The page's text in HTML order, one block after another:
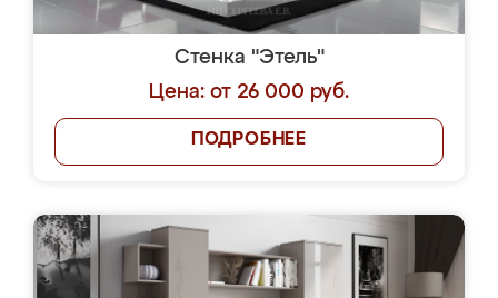
Стенка "Этель"
Цена: от 26 000 руб.
ПОДРОБНЕЕ